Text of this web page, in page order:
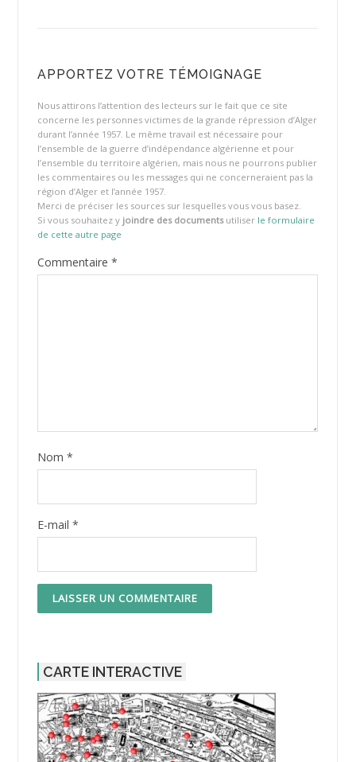
APPORTEZ VOTRE TÉMOIGNAGE
Nous attirons l’attention des lecteurs sur le fait que ce site
concerne les personnes victimes de la grande répression d’Alger
durant l’année 1957. Le même travail est nécessaire pour
l’ensemble de la guerre d’indépendance algérienne et pour
l’ensemble du territoire algérien, mais nous ne pourrons publier
les commentaires ou les messages qui ne concerneraient pas la
région d’Alger et l’année 1957.
Merci de préciser les sources sur lesquelles vous vous basez.
Si vous souhaitez y joindre des documentsutiliser le formulaire
de cette autre page
Commentaire *
Nom *
E-mail *
CARTE INTERACTIVE